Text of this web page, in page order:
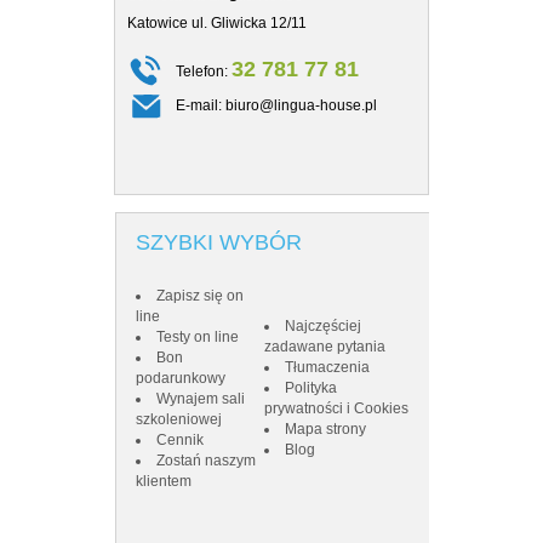
Katowice ul. Gliwicka 12/11
Telefon: 32 781 77 81
E-mail: biuro@lingua-house.pl
SZYBKI WYBÓR
Zapisz się on
line
Testy on line
Bon
podarunkowy
Wynajem sali
szkoleniowej
Cennik
Zostań naszym
klientem
Najczęściej
zadawane pytania
Tłumaczenia
Polityka
prywatności i Cookies
Mapa strony
Blog